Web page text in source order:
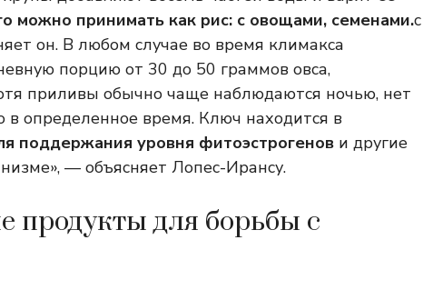
можно принимать как рис: с овощами, семенами.с
он. В любом случае во время климакса
порцию от 30 до 50 граммов овса,
приливы обычно чаще наблюдаются ночью, нет
в определенное время. Ключ находится в
поддержания уровня фитоэстрогенов и другие
— объясняет Лопес-Ирансу.
продукты для борьбы с